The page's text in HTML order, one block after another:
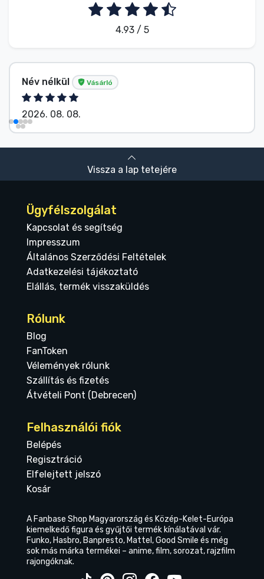
4.93 / 5
Név nélkül Vásárló
2026. 08. 08.
Vissza a lap tetejére
Ügyfélszolgálat
Kapcsolat és segítség
Impresszum
Általános Szerződési Feltételek
Adatkezelési tájékoztató
Elállás, termék visszaküldés
Rólunk
Blog
FanToken
Vélemények rólunk
Szállítás és fizetés
Átvételi Pont (Debrecen)
Felhasználói fiók
Belépés
Regisztráció
Elfelejtett jelszó
Kosár
A Fanbase Shop Magyarország és Közép-Kelet-Európa
kiemelkedő figura és gyűjtői termék kínálatával vár.
Funko, Hasbro, Banpresto, Mattel, Good Smile és még
sok más márka termékei – anime, film, sorozat, rajzfilm
rajongóknak.